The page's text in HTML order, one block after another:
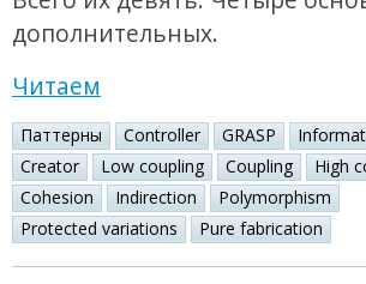
дополнительных.
Читаем
Паттерны Controller GRASP
Creator
Low coupling Coupling
High
Cohesion
Indirection
Polymorphism
Protected variations
Pure fabrication